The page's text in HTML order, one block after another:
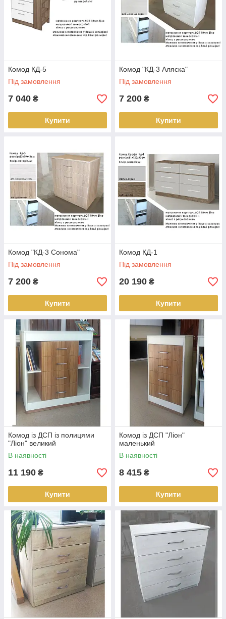
Комод КД-5
Під замовлення
7 040 ₴
Купити
Комод "КД-3 Аляска"
Під замовлення
7 200 ₴
Купити
Комод "КД-3 Сонома"
Під замовлення
7 200 ₴
Купити
Комод КД-1
Під замовлення
20 190 ₴
Купити
Комод із ДСП із полицями
"Ліон" великий
В наявності
11 190 ₴
Купити
Комод із ДСП "Ліон"
маленький
В наявності
8 415 ₴
Купити